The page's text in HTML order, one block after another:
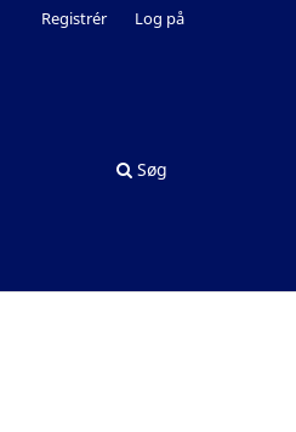
Søg
Registrér Log på